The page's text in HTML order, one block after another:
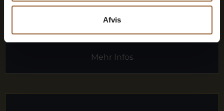
Afvis
Mehr Infos